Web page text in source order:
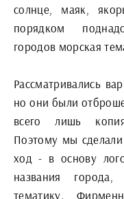
солнце, маяк,
порядком
городов морская
Рассматривались
но они были
всего лишь
Поэтому мы
ход - в основу
названия
тематику.